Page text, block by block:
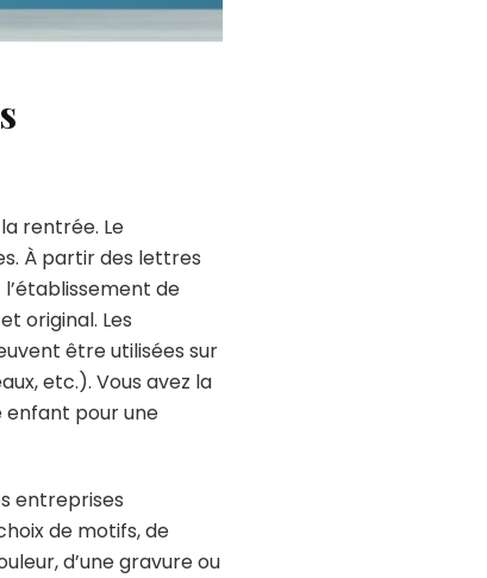
rentrée. Le
À partir des lettres
de
original. Les
être utilisées sur
etc.). Vous avez la
pour une
entreprises
de motifs, de
d’une gravure ou